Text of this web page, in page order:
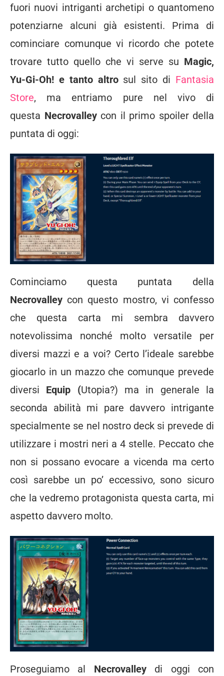
fuori nuovi intriganti archetipi o quantomeno
potenziarne alcuni già esistenti. Prima di
cominciare comunque vi ricordo che potete
trovare tutto quello che vi serve su Magic,
Yu-Gi-Oh! e tanto altrosul sito di Fantasia
Store, ma entriamo pure nel vivo di
questa Necrovalley con il primo spoiler della
puntata di oggi:
Cominciamo questa puntata della
Necrovalley con questo mostro, vi confesso
che questa carta mi sembra davvero
notevolissima nonché molto versatile per
diversi mazzi e a voi? Certo l’ideale sarebbe
giocarlo in un mazzo che comunque prevede
diversi Equip (Utopia?) ma in generale la
seconda abilità mi pare davvero intrigante
specialmente se nel nostro deck si prevede di
utilizzare i mostri neri a 4 stelle. Peccato che
non si possano evocare a vicenda ma certo
così sarebbe un po’ eccessivo, sono sicuro
che la vedremo protagonista questa carta, mi
aspetto davvero molto.
Proseguiamo al Necrovalleydi oggi con